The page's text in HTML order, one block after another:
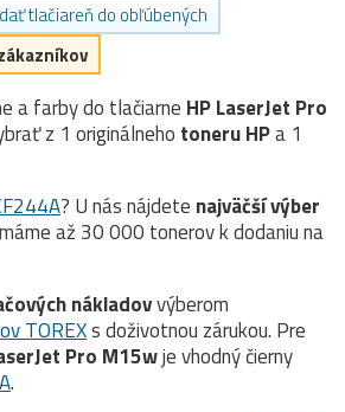
tlačiareň do obľúbených
a farby do tlačiarne HP LaserJet Pro
z 1 originálneho toneruHPa 1
? U nás nájdete najväčší výber
až 30 000 tonerov k dodaniu na
nákladovvýberom
TOREXs doživotnou zárukou. Pre
Pro M15wje vhodný čierny
.